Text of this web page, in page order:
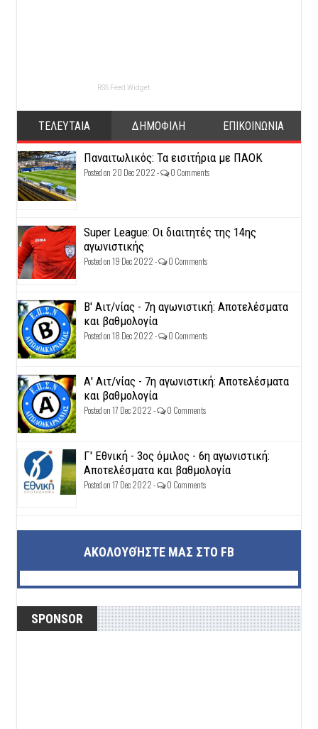
RSS Feed Widget
ΤΕΛΕΥΤΑΙΑ ΔΗΜΟΦΙΛΗ ΕΠΙΚΟΙΝΩΝΙΑ
Παναιτωλικός: Τα εισιτήρια με ΠΑΟΚ
Posted on 20 Dec 2022 - 0 Comments
Super League: Οι διαιτητές της 14ης
αγωνιστικής
Posted on 19 Dec 2022 - 0 Comments
Β' Αιτ/νίας - 7η αγωνιστική: Αποτελέσματα
και βαθμολογία
Posted on 18 Dec 2022 - 0 Comments
Α' Αιτ/νίας - 7η αγωνιστική: Αποτελέσματα
και βαθμολογία
Posted on 17 Dec 2022 - 0 Comments
Γ' Εθνική - 3ος όμιλος - 6η αγωνιστική:
Αποτελέσματα και βαθμολογία
Posted on 17 Dec 2022 - 0 Comments
ΑΚΟΛΟΥΘΉΣΤΕ ΜΑΣ ΣΤΟ FB
SPONSOR